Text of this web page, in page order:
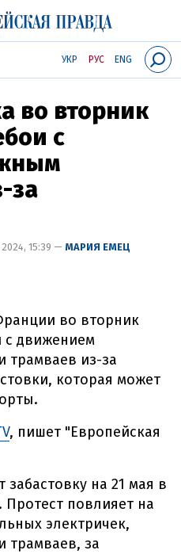
УКР РУС ENG
во вторник
с
за
15:39 — МАРИЯ ЕМЕЦ
во вторник
с движением
трамваев из-за
которая может
, пишет "Европейская
на 21 мая в
повлияет на
электричек,
трамваев, за